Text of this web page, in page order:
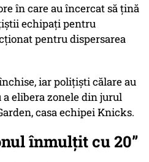
în care au încercat să țină
echipați pentru
pentru dispersarea
iar polițiști călare au
elibera zonele din jurul
casa echipei Knicks.
înmulțit cu 20”